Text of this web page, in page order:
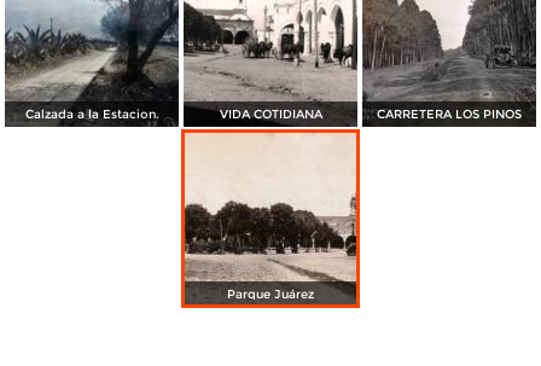
Calzada a la Estacion. VIDA COTIDIANA CARRETERA LOS PINOS
Parque Juárez